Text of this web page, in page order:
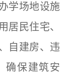
学场地设施
居民住宅、
自建房、违
确保建筑安